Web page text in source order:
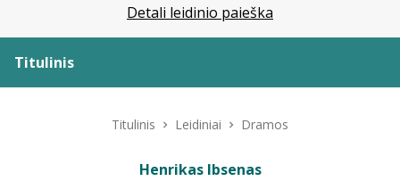
Detali leidinio paieška
Titulinis
Titulinis Leidiniai Dramos
Henrikas Ibsenas